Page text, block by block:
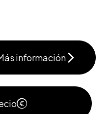
información